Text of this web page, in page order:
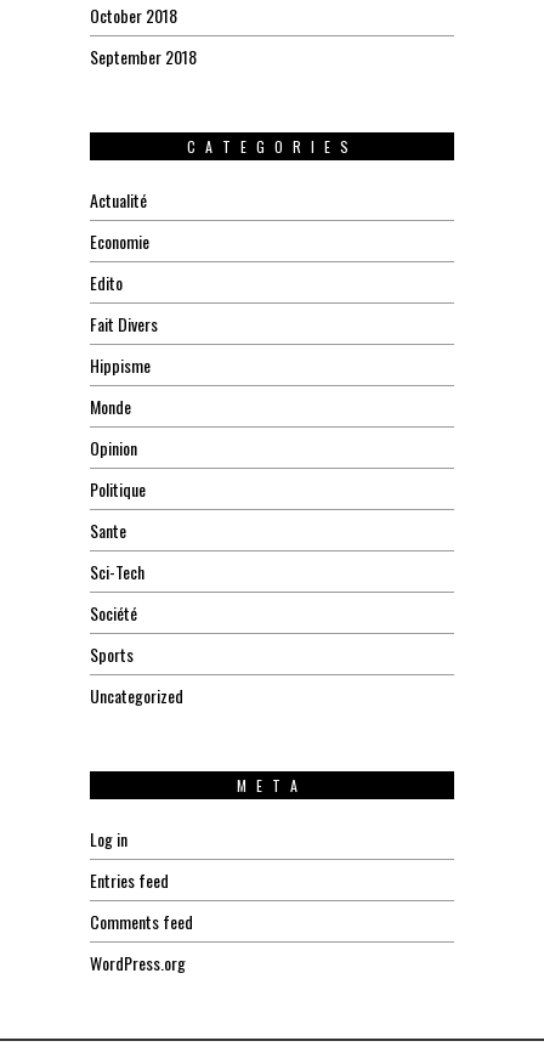
October 2018
September 2018
CATEGORIES
Actualité
Economie
Edito
Fait Divers
Hippisme
Monde
Opinion
Politique
Sante
Sci-Tech
Société
Sports
Uncategorized
META
Log in
Entries feed
Comments feed
WordPress.org